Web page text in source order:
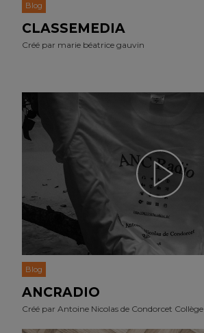
Blog
CLASSEMEDIA
Créé par marie béatrice gauvin
Blog
ANCRADIO
Créé parAntoine Nicolas de Condorcet Collège